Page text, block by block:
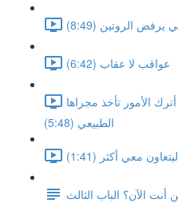
يرفض الروتين (8:49)
عواقب لا عقاب (6:42)
الأمور تأخذ مجراها
الطبيعي (5:48)
معي أكثر (1:41)
أنت الآن؟ الباب الثالث